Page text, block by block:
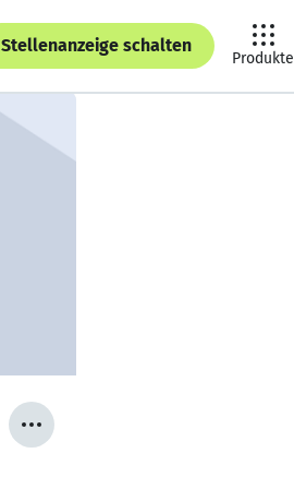
Stellenanzeige schalten
Produkte